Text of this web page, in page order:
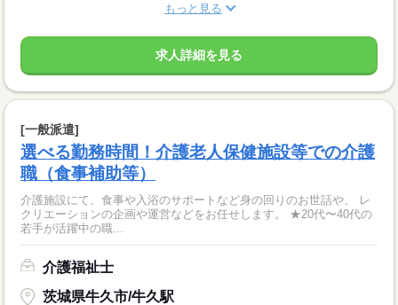
もっと見る
求人詳細を見る
[一般派遣]
選べる勤務時間！介護老人保健施設等での介護
職（食事補助等）
介護施設にて、食事や入浴のサポートなど身の回りのお世話や、 レ
クリエーションの企画や運営などをお任せします。 ★20代〜40代の
若手が活躍中の職...
介護福祉士
茨城県牛久市/牛久駅